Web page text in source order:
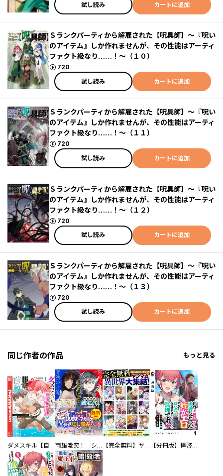
試し読み
カートに追加
Ｓランクパーティから解雇された【呪具師】～『呪い
のアイテム』しか作れませんが、その性能はアーティ
ファクト級なり……！～（１０）
720
ポイント
試し読み
カートに追加
Ｓランクパーティから解雇された【呪具師】～『呪い
のアイテム』しか作れませんが、その性能はアーティ
ファクト級なり……！～（１１）
720
ポイント
試し読み
カートに追加
Ｓランクパーティから解雇された【呪具師】～『呪い
のアイテム』しか作れませんが、その性能はアーティ
ファクト級なり……！～（１２）
720
ポイント
試し読み
カートに追加
Ｓランクパーティから解雇された【呪具師】～『呪い
のアイテム』しか作れませんが、その性能はアーティ
ファクト級なり……！～（１３）
720
ポイント
試し読み
カートに追加
同じ作者の作品 もっと見る
ダメスキル【自動機能】が覚醒しました～あれ、ギルドのスカウトの皆さん、俺を「いらない」って言ってませんでした？～ 両雄激突！ シリウスｖｓ．マガジン異世界試し読みパック 【完全無料】ヤンマガ異世界大集結！ 試し読みパック 【分冊版】拝啓、天国の姉さん、勇者になった姪がエロすぎてーー 叔父さん、保護者とかそろそろ無理です＋（ぷらす）